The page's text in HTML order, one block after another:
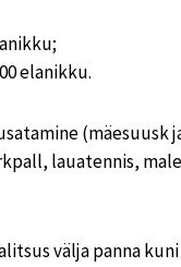
elanikku.
lauatennis,
välja panna